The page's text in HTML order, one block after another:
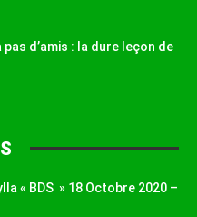
pas d’amis : la dure leçon de
« BDS » 18 Octobre 2020 –